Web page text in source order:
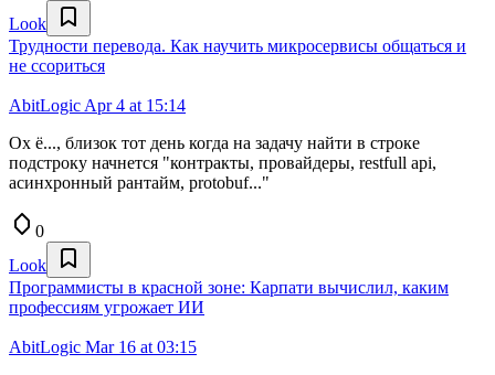
Look
Трудности перевода. Как научить микросервисы общаться и
не ссориться
AbitLogic Apr 4 at 15:14
Ох ё..., близок тот день когда на задачу найти в строке
подстроку начнется "контракты, провайдеры, restfull api,
асинхронный рантайм, protobuf..."
0
Look
Программисты в красной зоне: Карпати вычислил, каким
профессиям угрожает ИИ
AbitLogic Mar 16 at 03:15